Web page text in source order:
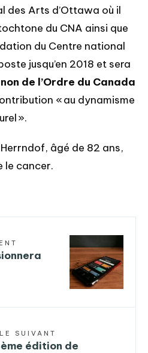
des Arts d’Ottawa où il
du CNA ainsi que
du Centre national
jusqu’en 2018 et sera
de l’Ordre du Canada
« au dynamisme
».
âgé de 82 ans,
le cancer.
SUIVANT
édition de